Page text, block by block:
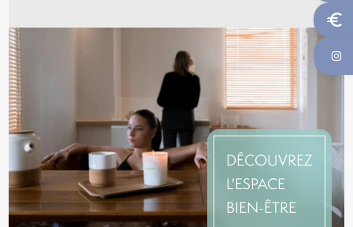
euro
DÉCOUVREZ
L'ESPACE
BIEN-ÊTRE